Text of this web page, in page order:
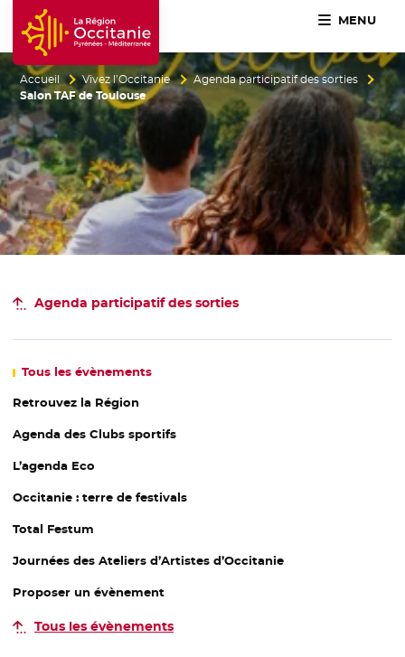
Accueil Région Occitanie / Pyrénées-Méditerranée
MENU
Accueil Vivez l’Occitanie
Agenda participatif des sorties
Salon TAF de Toulouse
Agenda participatifdes sorties
Tous les évènements
Retrouvez la Région
Agenda des Clubs sportifs
L’agenda Eco
Occitanie : terre de festivals
Total Festum
Journées des Ateliers d’Artistes d’Occitanie
Proposer un évènement
Tous les évènements